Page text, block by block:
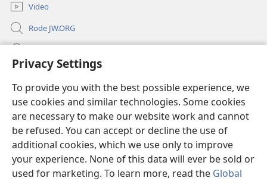
Privacy Settings
To provide you with the best possible experience, we
use cookies and similar technologies. Some cookies
are necessary to make our website work and cannot
be refused. You can accept or decline the use of
additional cookies, which we use only to improve
your experience. None of this data will ever be sold or
used for marketing. To learn more, read the Global
Video
Rode JW.ORG
(opens
window)Watchtower BIBLIOTEK LO ENTERNET
(opens
new
window)JW Hub ®
(opens
new
window)